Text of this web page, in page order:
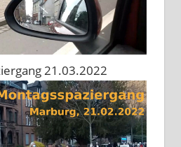
21.03.2022